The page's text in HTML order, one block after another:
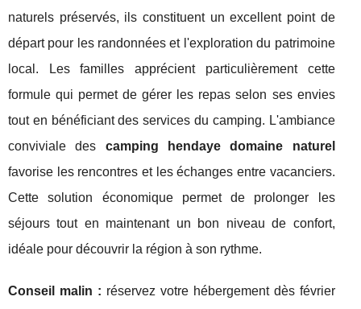
naturels préservés, ils constituent un excellent point de
départ pour les randonnées et l'exploration du patrimoine
local. Les familles apprécient particulièrement cette
formule qui permet de gérer les repas selon ses envies
tout en bénéficiant des services du camping. L'ambiance
conviviale des camping hendaye domaine naturel
favorise les rencontres et les échanges entre vacanciers.
Cette solution économique permet de prolonger les
séjours tout en maintenant un bon niveau de confort,
idéale pour découvrir la région à son rythme.
Conseil malin : réservez votre hébergement dès février